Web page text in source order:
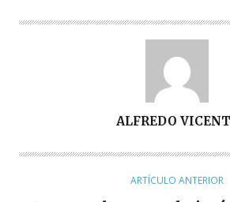
T
ALFREDO
ARTÍCULO ANTERIOR